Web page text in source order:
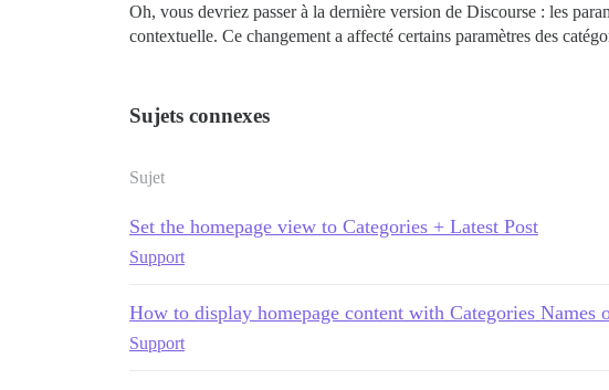
Oh, vous devriez passer à la dernière version de Discourse : les
contextuelle. Ce changement a affecté certains paramètres des
Sujets connexes
Sujet
Set the homepage view to Categories + Latest Post
Support
How to display homepage content with Categories
Support